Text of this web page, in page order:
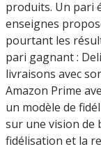
produits. Un pari
enseignes
pourtant les
pari gagnant :
livraisons avec
Amazon Prime
un modèle de
sur une vision de
fidélisation et la